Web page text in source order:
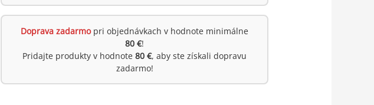
Doprava zadarmopri objednávkach v hodnote minimálne
80 €!
Pridajte produkty v hodnote80 €, aby ste získali dopravu
zadarmo!